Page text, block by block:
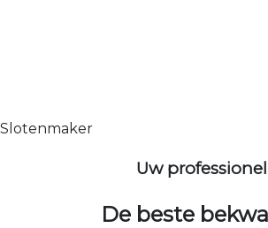
Slotenmaker
Uw
De beste